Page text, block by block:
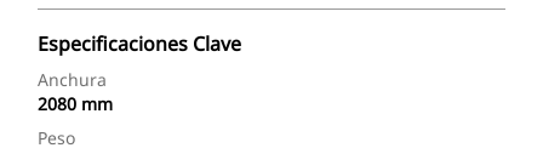
Especificaciones Clave
Anchura
2080 mm
Peso